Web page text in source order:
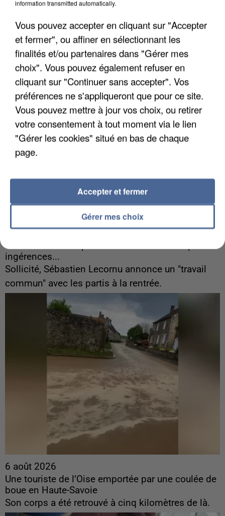
Algérie
Un cofondateur du réseau avait été interpellé
quelques jours plus tôt.
6 août 2026
Gabriel Attal et Raphaël Glucksmann visés par des
ingérences...
Sollicité, Sébastien Lecornu annonce un "travail
commun" avec les partis à la rentrée.
6 août 2026
Une touriste de l’Oise emportée par une coulée de
boue en Haute-Savoie
Son corps a été retrouvé à cinq kilomètres de là.
information transmitted automatically.
Vous pouvez accepter en cliquant sur "Accepter
et fermer", ou affiner en sélectionnant les
finalités et/ou partenaires dans "Gérer mes
choix". Vous pouvez également refuser en
cliquant sur "Continuer sans accepter". Vos
préférences ne s'appliqueront que pour ce site.
Vous pouvez mettre à jour vos choix, ou retirer
votre consentement à tout moment via le lien
"Gérer les cookies" situé en bas de chaque
page.
Gérer mes choix
Accepter et fermer